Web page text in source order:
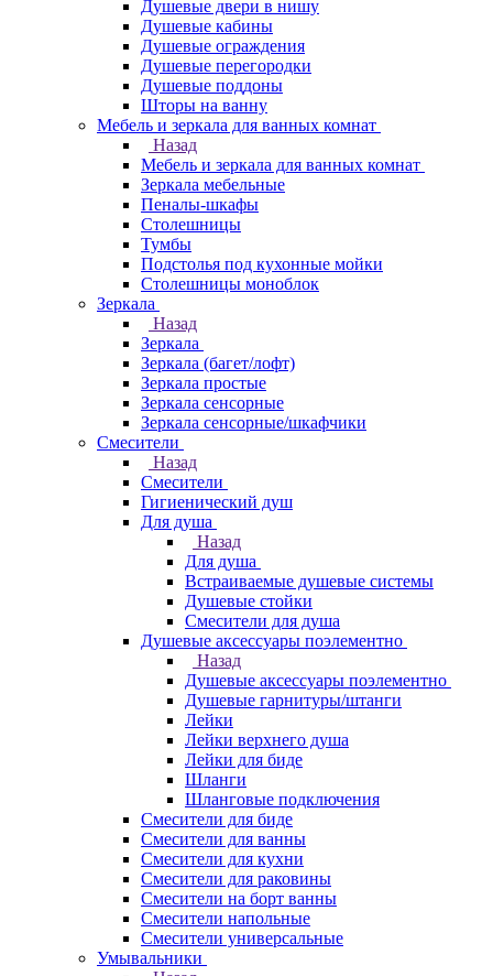
Душевые двери в нишу
Душевые кабины
Душевые ограждения
Душевые перегородки
Душевые поддоны
Шторы на ванну
Мебель и зеркала для ванных комнат
Назад
Мебель и зеркала для ванных комнат
Зеркала мебельные
Пеналы-шкафы
Столешницы
Тумбы
Подстолья под кухонные мойки
Столешницы моноблок
Зеркала
Назад
Зеркала
Зеркала (багет/лофт)
Зеркала простые
Зеркала сенсорные
Зеркала сенсорные/шкафчики
Смесители
Назад
Смесители
Гигиенический душ
Для душа
Назад
Для душа
Встраиваемые душевые системы
Душевые стойки
Смесители для душа
Душевые аксессуары поэлементно
Назад
Душевые аксессуары поэлементно
Душевые гарнитуры/штанги
Лейки
Лейки верхнего душа
Лейки для биде
Шланги
Шланговые подключения
Смесители для биде
Смесители для ванны
Смесители для кухни
Смесители для раковины
Смесители на борт ванны
Смесители напольные
Смесители универсальные
Умывальники